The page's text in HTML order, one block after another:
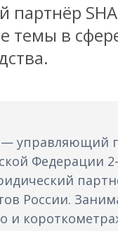
темы в
— управляющий
Федерации
России.
и